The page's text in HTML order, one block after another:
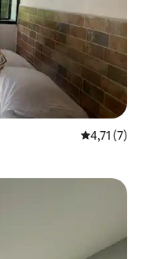
4,71 (7)